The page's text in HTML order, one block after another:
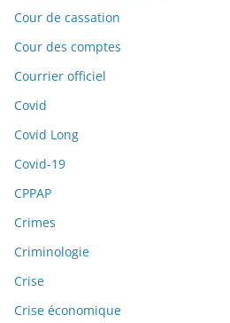
Cour de cassation
Cour des comptes
Courrier officiel
Covid
Covid Long
Covid-19
CPPAP
Crimes
Criminologie
Crise
Crise économique